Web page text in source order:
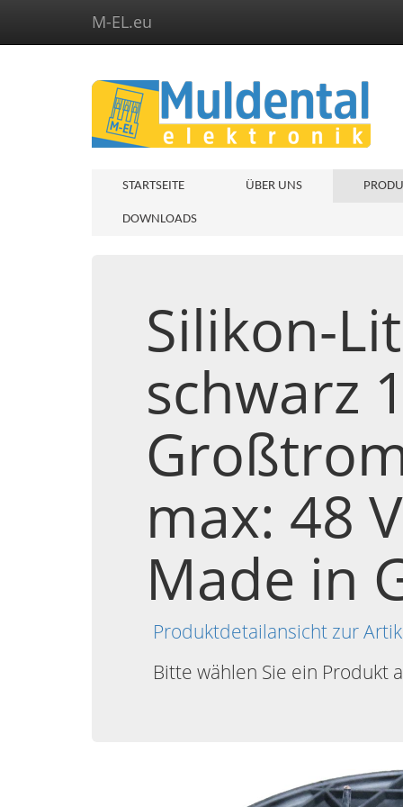
M-EL.eu
STARTSEITE ÜBER UNS
DOWNLOADS
Silikon-
schwarz
max: 48
Made in
Produktdetailansicht zur
Bitte wählen Sie ein Produkt